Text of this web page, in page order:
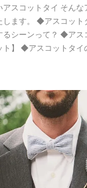
アスコットタイ そん
します。 ◆アスコッ
るシーンって？ ◆アス
ト】 ◆アスコットタイ